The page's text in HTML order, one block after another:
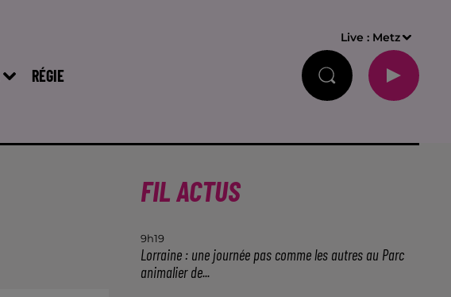
RÉGIE
Live : Metz
FIL ACTUS
9h19
Lorraine : une journée pas comme les autres au Parc
animalier de...